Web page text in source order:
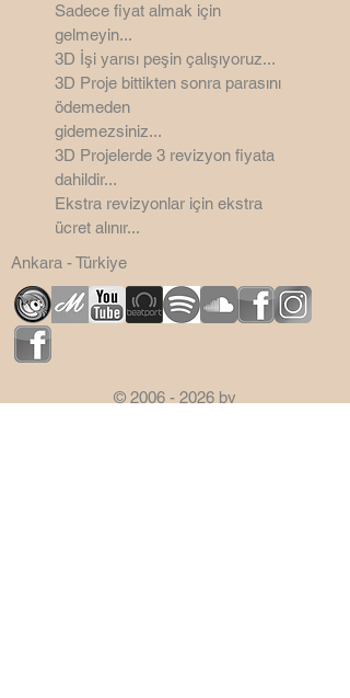
Sadece fiyat almak için
gelmeyin...
3D İşi yarısı peşin çalışıyoruz...
3D Proje bittikten sonra parasını
ödemeden
gidemezsiniz...
3D Projelerde 3 revizyon fiyata
dahildir...
Ekstra revizyonlar için ekstra
ücret alınır...
Ankara - Türkiye
©2006 - 2026 by